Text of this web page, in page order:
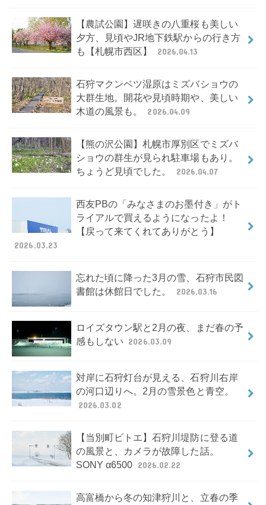
【農試公園】遅咲きの八重桜も美しい
夕方、見頃やJR地下鉄駅からの行き方
も【札幌市西区】
2026.04.13
石狩マクンベツ湿原はミズバショウの
大群生地。開花や見頃時期や、美しい
木道の風景も。
2026.04.09
【熊の沢公園】札幌市厚別区でミズバ
ショウの群生が見られ駐車場もあり。
ちょうど見頃でした。
2026.04.07
西友PBの「みなさまのお墨付き」がト
ライアルで買えるようになったよ！
【戻って来てくれてありがとう】
2026.03.23
忘れた頃に降った3月の雪、石狩市民図
書館は休館日でした。
2026.03.16
ロイズタウン駅と2月の夜、まだ春の予
感もしない 2026.03.09
対岸に石狩灯台が見える、石狩川右岸
の河口辺りへ。2月の雪景色と青空。
2026.03.02
【当別町ビトエ】石狩川堤防に登る道
の風景と、カメラが故障した話。
SONY α6500 2026.02.22
高富橋から冬の知津狩川と、立春の季